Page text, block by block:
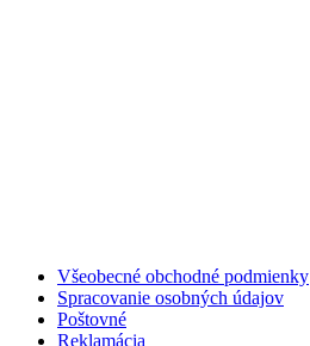
Všeobecné obchodné podmienky
Spracovanie osobných údajov
Poštovné
Reklamácia